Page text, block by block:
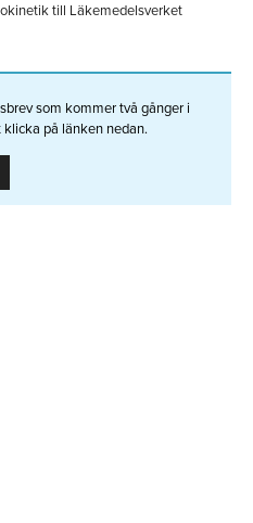
till Läkemedelsverket
som kommer två gånger i
på länken nedan.